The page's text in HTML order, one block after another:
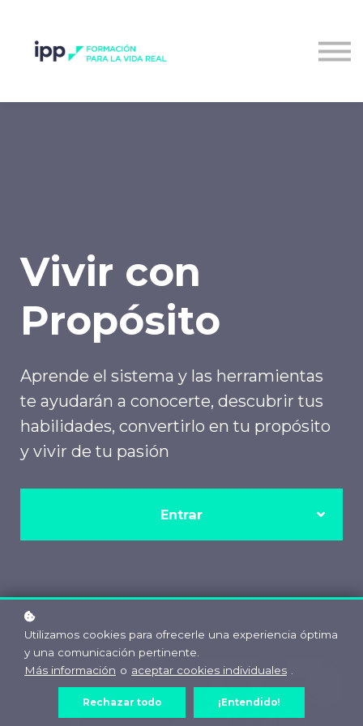
Vivir con
Propósito
Aprende el sistema y las herramientas
te ayudarán a conocerte, descubrir tus
habilidades, convertirlo en tu propósito
y vivir de tu pasión​
Entrar
Utilizamos cookies para ofrecerle una experiencia óptima
y una comunicación pertinente.
Más información o aceptar cookies individuales
Rechazar todo ¡Entendido!